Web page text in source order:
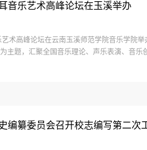
音乐艺术高峰论坛在玉溪举办
艺术高峰论坛在云南玉溪师范学院音乐学院
主题，汇聚全国音乐理论、声乐表演、音乐
编纂委员会召开校志编写第二次